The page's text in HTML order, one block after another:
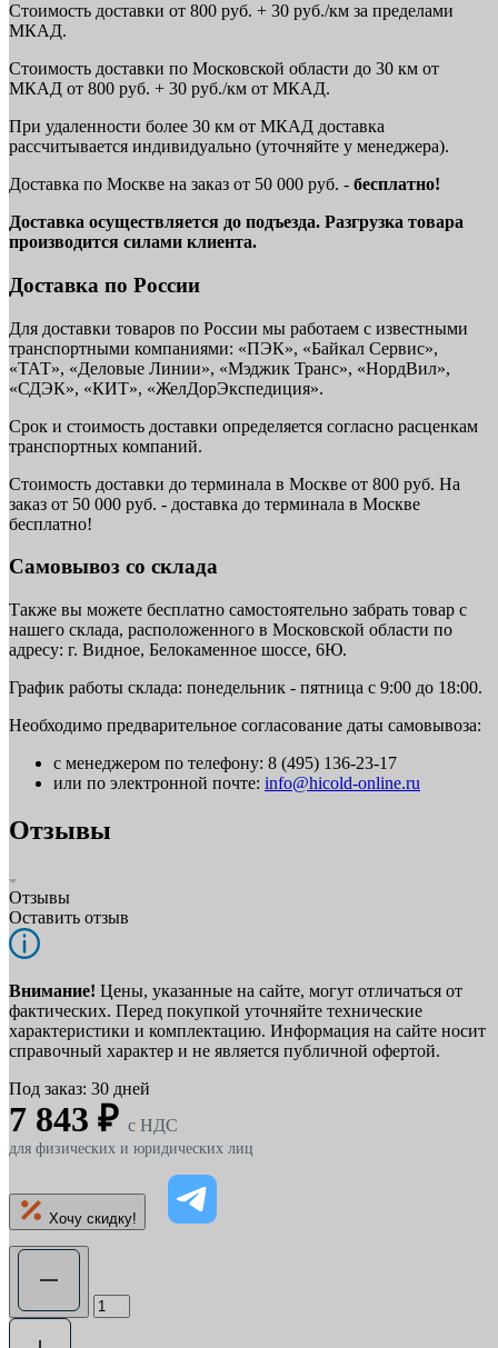
Стоимость доставки от 800 руб. + 30 руб./км за пределами
МКАД.
Стоимость доставки по Московской области до 30 км от
МКАД от 800 руб. + 30 руб./км от МКАД.
При удаленности более 30 км от МКАД доставка
рассчитывается индивидуально (уточняйте у менеджера).
Доставка по Москве на заказ от 50 000 руб. - бесплатно!
Доставка осуществляется до подъезда. Разгрузка товара
производится силами клиента.
Доставка по России
Для доставки товаров по России мы работаем с известными
транспортными компаниями: «ПЭК», «Байкал Сервис»,
«ТАТ», «Деловые Линии», «Мэджик Транс», «НордВил»,
«СДЭК», «КИТ», «ЖелДорЭкспедиция».
Срок и стоимость доставки определяется согласно расценкам
транспортных компаний.
Стоимость доставки до терминала в Москве от 800 руб. На
заказ от 50 000 руб. - доставка до терминала в Москве
бесплатно!
Самовывоз со склада
Также вы можете бесплатно самостоятельно забрать товар с
нашего склада, расположенного в Московской области по
адресу: г. Видное, Белокаменное шоссе, 6Ю.
График работы склада: понедельник - пятница с 9:00 до 18:00.
Необходимо предварительное согласование даты самовывоза:
с менеджером по телефону: 8 (495) 136-23-17
или по электронной почте: info@hicold-online.ru
Отзывы
Отзывы
Оставить отзыв
Внимание! Цены, указанные на сайте, могут отличаться от
фактических. Перед покупкой уточняйте технические
характеристики и комплектацию. Информация на сайте носит
справочный характер и не является публичной офертой.
Под заказ: 30 дней
7 843 ₽ c НДС
для физических и юридических лиц
Хочу скидку!